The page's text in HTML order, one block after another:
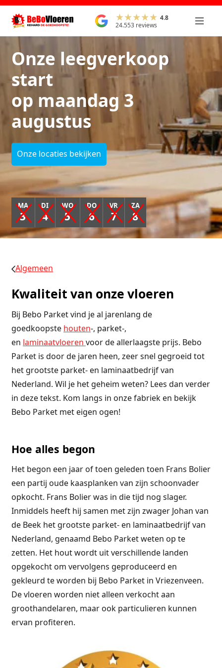
4.8
24.553 reviews
Onze leegverkoop
start
op maandag 3
augustus
Onze locaties bekijken
MA
3
DI
4
WO
5
DO
6
VR
7
ZA
8
Algemeen
Kwaliteit van onze vloeren
Bij Bebo Parket vind je al jarenlang de
goedkoopste houten-, parket-,
en laminaatvloeren voor de allerlaagste prijs. Bebo
Parket is door de jaren heen, zeer snel gegroeid tot
het grootste parket- en laminaatbedrijf van
Nederland. Wil je het geheim weten? Lees dan verder
in deze tekst. Kom langs in onze fabriek en bekijk
Bebo Parket met eigen ogen!
Hoe alles begon
Het begon een jaar of toen geleden toen Frans Bolier
een partij oude kaasplanken van zijn schoonvader
opkocht. Frans Bolier was in die tijd nog slager.
Inmiddels heeft hij samen met zijn zwager Johan van
de Beek het grootste parket- en laminaatbedrijf van
Nederland, genaamd Bebo Parket weten op te
zetten. Het hout wordt uit verschillende landen
opgekocht om vervolgens geproduceerd en
gekleurd te worden bij Bebo Parket in Vriezenveen.
De vloeren worden niet alleen verkocht aan
groothandelaren, maar ook particulieren kunnen
ervan profiteren.